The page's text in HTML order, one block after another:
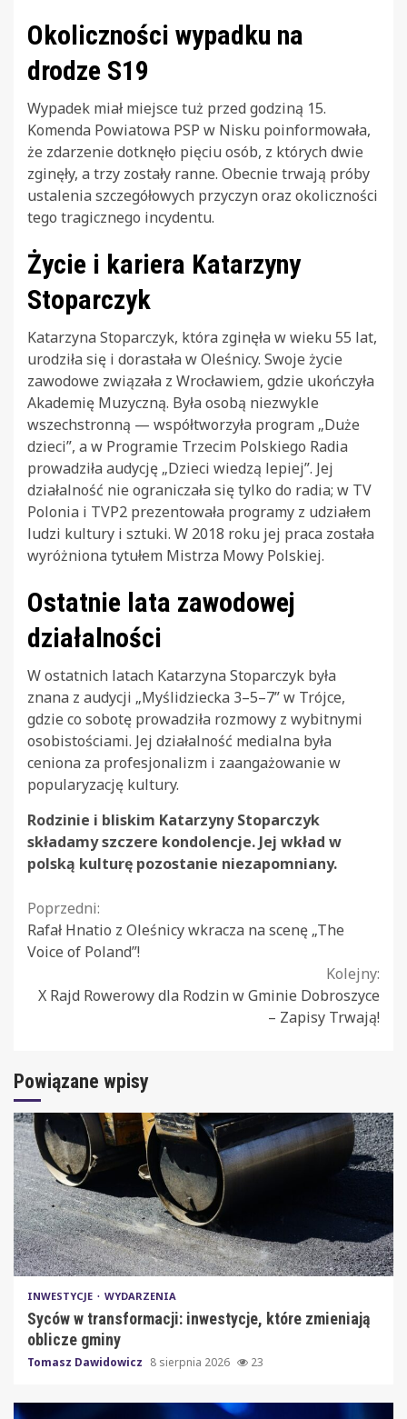
Okoliczności wypadku na
drodze S19
Wypadek miał miejsce tuż przed godziną 15.
Komenda Powiatowa PSP w Nisku poinformowała,
że zdarzenie dotknęło pięciu osób, z których dwie
zginęły, a trzy zostały ranne. Obecnie trwają próby
ustalenia szczegółowych przyczyn oraz okoliczności
tego tragicznego incydentu.
Życie i kariera Katarzyny
Stoparczyk
Katarzyna Stoparczyk, która zginęła w wieku 55 lat,
urodziła się i dorastała w Oleśnicy. Swoje życie
zawodowe związała z Wrocławiem, gdzie ukończyła
Akademię Muzyczną. Była osobą niezwykle
wszechstronną — współtworzyła program „Duże
dzieci”, a w Programie Trzecim Polskiego Radia
prowadziła audycję „Dzieci wiedzą lepiej”. Jej
działalność nie ograniczała się tylko do radia; w TV
Polonia i TVP2 prezentowała programy z udziałem
ludzi kultury i sztuki. W 2018 roku jej praca została
wyróżniona tytułem Mistrza Mowy Polskiej.
Ostatnie lata zawodowej
działalności
W ostatnich latach Katarzyna Stoparczyk była
znana z audycji „Myślidziecka 3–5–7” w Trójce,
gdzie co sobotę prowadziła rozmowy z wybitnymi
osobistościami. Jej działalność medialna była
ceniona za profesjonalizm i zaangażowanie w
popularyzację kultury.
Rodzinie i bliskim Katarzyny Stoparczyk
składamy szczere kondolencje. Jej wkład w
polską kulturę pozostanie niezapomniany.
Continue
Reading
Poprzedni:
Rafał Hnatio z Oleśnicy wkracza na scenę „The
Voice of Poland”!
Kolejny:
X Rajd Rowerowy dla Rodzin w Gminie Dobroszyce
– Zapisy Trwają!
Powiązane wpisy
INWESTYCJE WYDARZENIA
Syców w transformacji: inwestycje, które zmieniają
oblicze gminy
Tomasz Dawidowicz 8 sierpnia 2026 23